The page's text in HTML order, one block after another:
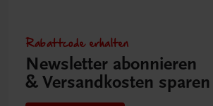
Rabattcode erhalten
Newsletter abonnieren
& Versandkosten sparen